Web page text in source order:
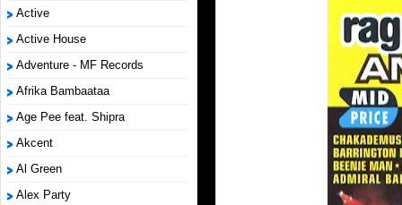
Active
Active House
Adventure - MF Records
Afrika Bambaataa
Age Pee feat. Shipra
Akcent
Al Green
Alex Party